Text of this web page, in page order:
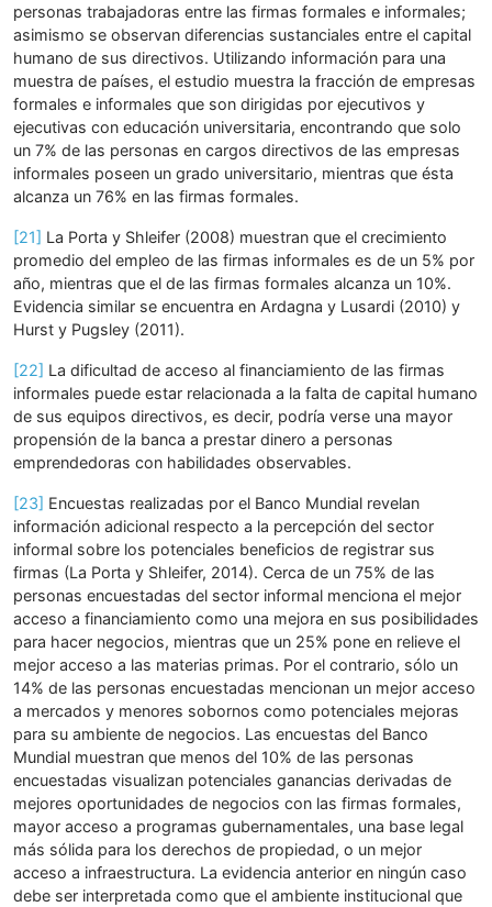
personas trabajadoras entre las firmas formales e informales;
asimismo se observan diferencias sustanciales entre el capital
humano de sus directivos. Utilizando información para una
muestra de países, el estudio muestra la fracción de empresas
formales e informales que son dirigidas por ejecutivos y
ejecutivas con educación universitaria, encontrando que solo
un 7% de las personas en cargos directivos de las empresas
informales poseen un grado universitario, mientras que ésta
alcanza un 76% en las firmas formales.
[21] La Porta y Shleifer (2008) muestran que el crecimiento
promedio del empleo de las firmas informales es de un 5% por
año, mientras que el de las firmas formales alcanza un 10%.
Evidencia similar se encuentra en Ardagna y Lusardi (2010) y
Hurst y Pugsley (2011).
[22] La dificultad de acceso al financiamiento de las firmas
informales puede estar relacionada a la falta de capital humano
de sus equipos directivos, es decir, podría verse una mayor
propensión de la banca a prestar dinero a personas
emprendedoras con habilidades observables.
[23] Encuestas realizadas por el Banco Mundial revelan
información adicional respecto a la percepción del sector
informal sobre los potenciales beneficios de registrar sus
firmas (La Porta y Shleifer, 2014). Cerca de un 75% de las
personas encuestadas del sector informal menciona el mejor
acceso a financiamiento como una mejora en sus posibilidades
para hacer negocios, mientras que un 25% pone en relieve el
mejor acceso a las materias primas. Por el contrario, sólo un
14% de las personas encuestadas mencionan un mejor acceso
a mercados y menores sobornos como potenciales mejoras
para su ambiente de negocios. Las encuestas del Banco
Mundial muestran que menos del 10% de las personas
encuestadas visualizan potenciales ganancias derivadas de
mejores oportunidades de negocios con las firmas formales,
mayor acceso a programas gubernamentales, una base legal
más sólida para los derechos de propiedad, o un mejor
acceso a infraestructura. La evidencia anterior en ningún caso
debe ser interpretada como que el ambiente institucional que